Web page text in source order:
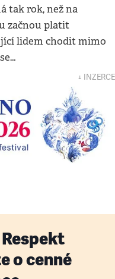
tak rok, než na
začnou platit
lidem chodit mimo
↓ INZERCE
o cenné